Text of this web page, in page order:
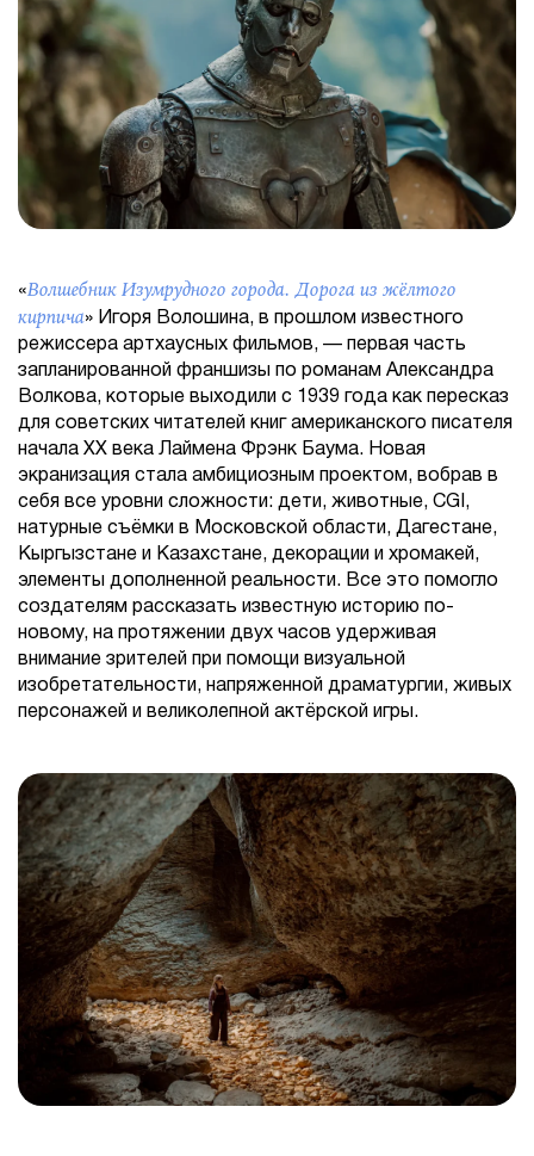
«Волшебник Изумрудного города. Дорога из жёлтого
кирпича» Игоря Волошина, в прошлом известного
режиссера артхаусных фильмов, — первая часть
запланированной франшизы по романам Александра
Волкова, которые выходили с 1939 года как пересказ
для советских читателей книг американского писателя
начала XX века Лаймена Фрэнк Баума. Новая
экранизация стала амбициозным проектом, вобрав в
себя все уровни сложности: дети, животные, CGI,
натурные съёмки в Московской области, Дагестане,
Кыргызстане и Казахстане, декорации и хромакей,
элементы дополненной реальности. Все это помогло
создателям рассказать известную историю по-
новому, на протяжении двух часов удерживая
внимание зрителей при помощи визуальной
изобретательности, напряженной драматургии, живых
персонажей и великолепной актёрской игры.